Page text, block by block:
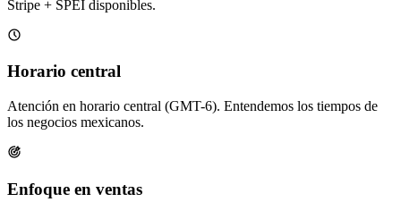
Stripe + SPEI disponibles.
Horario central
Atención en horario central (GMT-6). Entendemos los tiempos de
los negocios mexicanos.
Enfoque en ventas